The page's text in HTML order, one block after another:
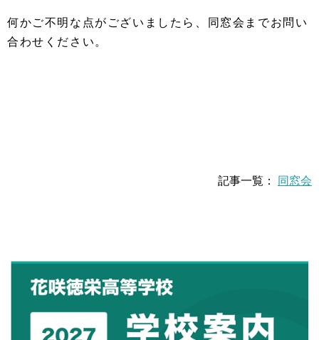
何かご不明な点がございましたら、
同窓会までお問い
合わせください。
記事一覧： 同窓会